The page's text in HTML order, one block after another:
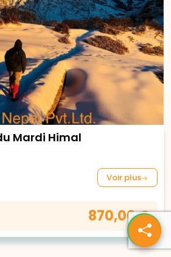
Mardi Himal
Voir plus
870,00 €